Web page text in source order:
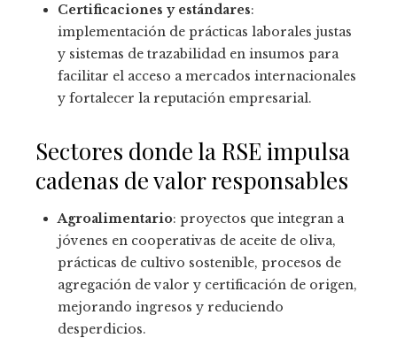
Certificaciones y estándares:
implementación de prácticas laborales justas
y sistemas de trazabilidad en insumos para
facilitar el acceso a mercados internacionales
y fortalecer la reputación empresarial.
Sectores donde la RSE impulsa
cadenas de valor responsables
Agroalimentario: proyectos que integran a
jóvenes en cooperativas de aceite de oliva,
prácticas de cultivo sostenible, procesos de
agregación de valor y certificación de origen,
mejorando ingresos y reduciendo
desperdicios.